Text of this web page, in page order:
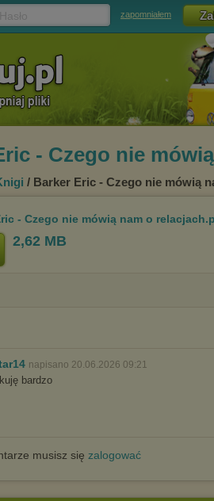
zapomniałem
- Czego nie
/ Barker Eric - Czego nie mówią
- Czego nie mówią nam o
2,62 MB
napisano 20.06.2026 09:21
bardzo
musisz się zalogować